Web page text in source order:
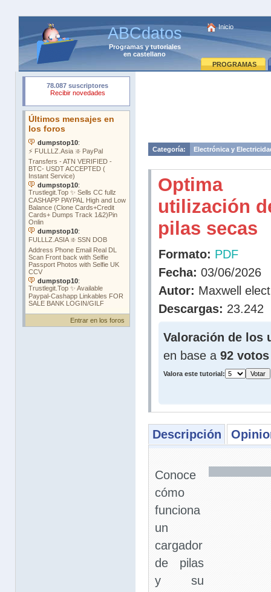
ABCdatos
Programasytutoriales
en castellano
Inicio
PROGRAMAS
Entrar en los foros
Categoría: Electrónica y
Optima
utilización
pilas secas
Formato: PDF
Fecha: 03/06/2026
Autor: Maxwell
Descargas: 23.242
Valoración de los
en base a 92 votos
Valora este tutorial:
Descripción
Conoce
cómo
funciona
un
cargador
de pilas
y su